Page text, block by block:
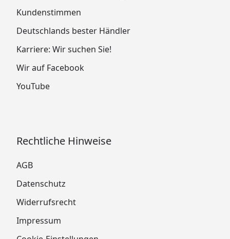
Kundenstimmen
Deutschlands bester Händler
Karriere: Wir suchen Sie!
Wir auf Facebook
YouTube
Rechtliche Hinweise
AGB
Datenschutz
Widerrufsrecht
Impressum